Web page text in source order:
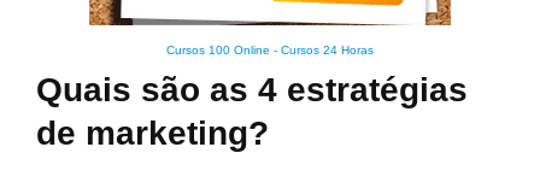
Cursos 100 Online - Cursos 24 Horas
Quais são as 4 estratégias
de marketing?